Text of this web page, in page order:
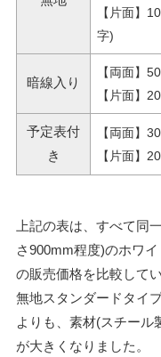
【片面】
字)
暗線入り
【両面】
【片面】
予定表付
き
【両面】
【片面】
上記の表は、すべて同
さ900mm程度)のホワ
の販売価格を比較してい
無地スタンダードタイ
よりも、素材(スチール
が大きくなりました。